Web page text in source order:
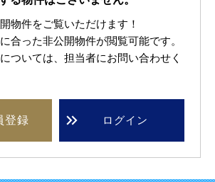
物件をご覧いただけます！
合った非公開物件が閲覧可能です。
ついては、担当者にお問い合わせく
登録 ログイン